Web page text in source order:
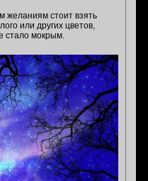
желаниям стоит взять
или других цветов,
стало мокрым.